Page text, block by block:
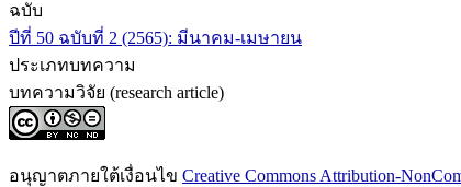
ฉบับ
ปีที่ 50 ฉบับที่ 2 (2565): มีนาคม-เมษายน
ประเภทบทความ
บทความวิจัย (research article)
อนุญาตภายใต้เงื่อนไข Creative Commons Attribution-